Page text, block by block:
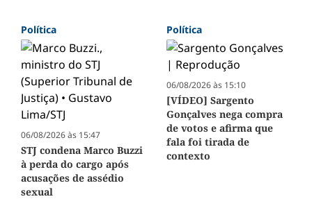
Política
06/08/2026 às 15:47
STJ condena Marco Buzzi
à perda do cargo após
acusações de assédio
sexual
Política
06/08/2026 às 15:10
[VÍDEO] Sargento
Gonçalves nega compra
de votos e afirma que
fala foi tirada de
contexto